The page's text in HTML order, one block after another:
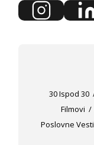
30 Ispod 30
Filmovi
Poslovne Vesti